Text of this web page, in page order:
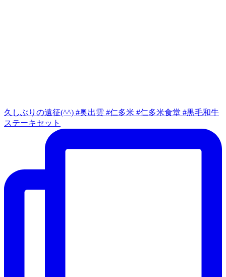
久しぶりの遠征(^^) #奥出雲 #仁多米 #仁多米食堂 #黒毛和牛
ステーキセット